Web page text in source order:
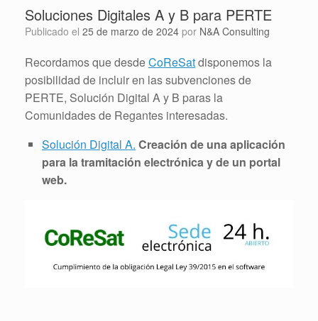
Soluciones Digitales A y B para PERTE
Publicado el 25 de marzo de 2024 por N&A Consulting
Recordamos que desdeCoReSatdisponemos la
posibilidad de incluir en las subvenciones de
PERTE, Solución Digital A y B paras la
Comunidades de Regantes interesadas.
Solución Digital A. Creación de una aplicación
para la tramitación electrónica y de un portal
web.